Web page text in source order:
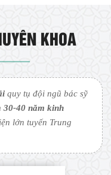
KHOA
quy tụ đội ngũ bác sỹ
30-40 năm kinh
lớn tuyến Trung